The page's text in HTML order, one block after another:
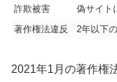
詐欺被害
偽サイト
著作権法違反
2年以下
2021年1月の著作権